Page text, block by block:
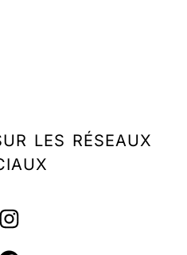
LES RÉSEAUX